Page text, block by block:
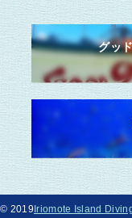
グッ
© 2019Iriomote Island